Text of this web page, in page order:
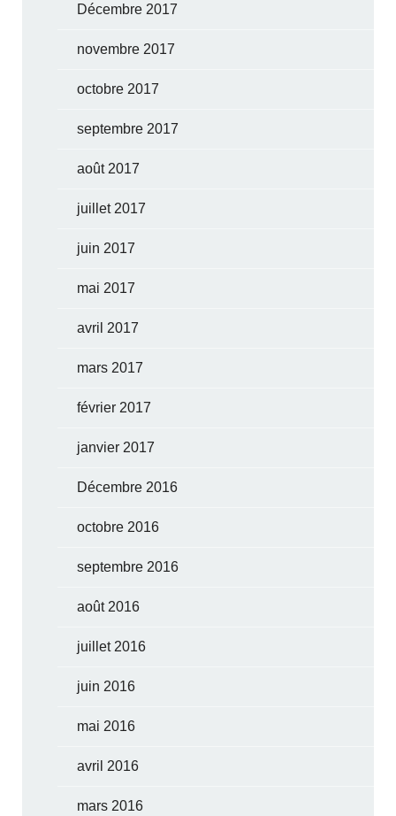
Décembre 2017
novembre 2017
octobre 2017
septembre 2017
août 2017
juillet 2017
juin 2017
mai 2017
avril 2017
mars 2017
février 2017
janvier 2017
Décembre 2016
octobre 2016
septembre 2016
août 2016
juillet 2016
juin 2016
mai 2016
avril 2016
mars 2016